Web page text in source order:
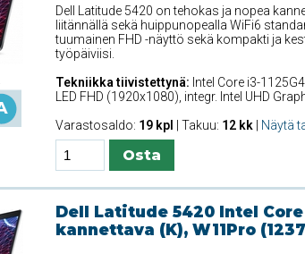
Dell Latitude 5420 on tehokas ja nopea
liitännällä sekä huippunopealla WiFi6
tuumainen FHD -näyttö sekä kompakti ja
työpäiviisi.
Tekniikka tiivistettynä: Intel Core i3-
LED FHD (1920x1080), integr. Intel UHD
Varastosaldo: 19 kpl | Takuu: 12 kk| Näytä
Dell Latitude 5420 Intel Core
kannettava (K), W11Pro